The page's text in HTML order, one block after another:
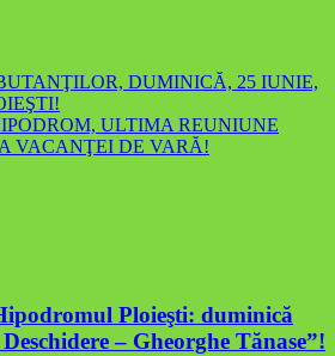
DUMINICĂ, 25 IUNIE,
ULTIMA REUNIUNE
VACANŢEI DE VARĂ!
Ploieşti: duminică
– Gheorghe Tănase”!